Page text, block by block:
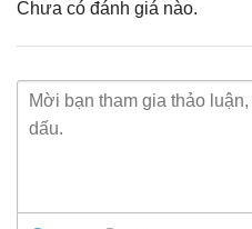
Chưa có đánh giá nào.